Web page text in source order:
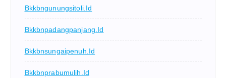
Bkkbngunungsitoli.id
Bkkbnpadangpanjang.id
Bkkbnsungaipenuh.id
Bkkbnprabumulih.id